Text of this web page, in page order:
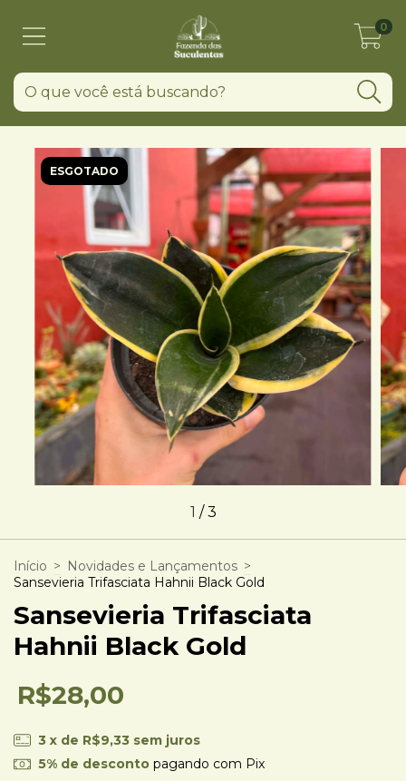
0
ESGOTADO
1 /3
Início > Novidades e Lançamentos >
Sansevieria Trifasciata Hahnii Black Gold
Sansevieria Trifasciata
Hahnii Black Gold
R$28,00
3 x de R$9,33 sem juros
5% de descontopagando com Pix